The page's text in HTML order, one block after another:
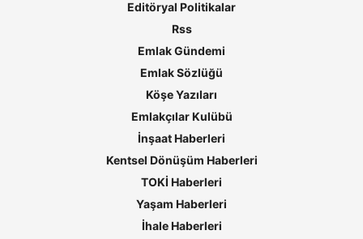
Editöryal Politikalar
Rss
Emlak Gündemi
Emlak Sözlüğü
Köşe Yazıları
Emlakçılar Kulübü
İnşaat Haberleri
Kentsel Dönüşüm Haberleri
TOKİ Haberleri
Yaşam Haberleri
İhale Haberleri